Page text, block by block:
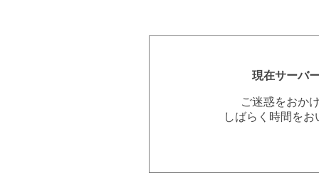
現在サーバ
ご迷惑をおか
しばらく時間を